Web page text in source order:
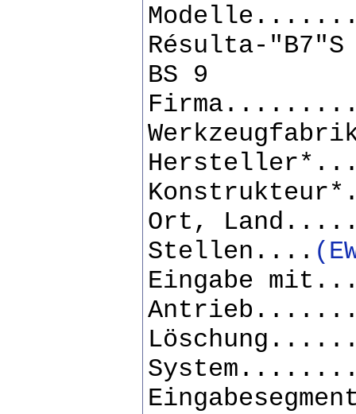
Résulta-
BS 9
Ort,
Stellen....
Eingabe